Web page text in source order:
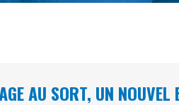
AU SORT, UN